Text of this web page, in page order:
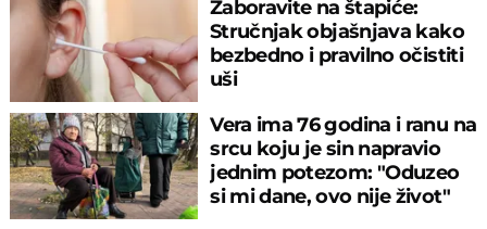
Zaboravite na štapiće:
Stručnjak objašnjava kako
bezbedno i pravilno očistiti
uši
Vera ima 76 godina i ranu na
srcu koju je sin napravio
jednim potezom: "Oduzeo
si mi dane, ovo nije život"